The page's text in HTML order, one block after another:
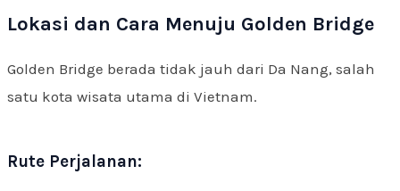
Lokasi dan Cara Menuju Golden Bridge
Golden Bridge berada tidak jauh dari Da Nang, salah
satu kota wisata utama di Vietnam.
Rute Perjalanan: